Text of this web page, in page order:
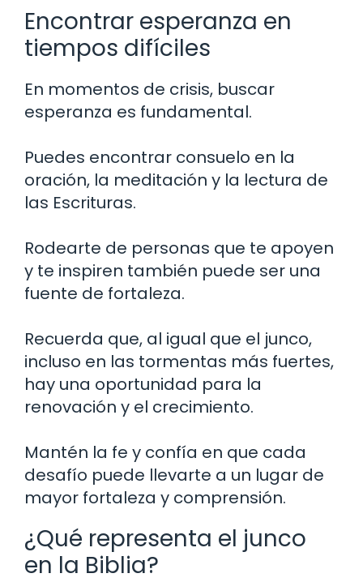
Encontrar esperanza en
tiempos difíciles
En momentos de crisis, buscar
esperanza es fundamental.
Puedes encontrar consuelo en la
oración, la meditación y la lectura de
las Escrituras.
Rodearte de personas que te apoyen
y te inspiren también puede ser una
fuente de fortaleza.
Recuerda que, al igual que el junco,
incluso en las tormentas más fuertes,
hay una oportunidad para la
renovación y el crecimiento.
Mantén la fe y confía en que cada
desafío puede llevarte a un lugar de
mayor fortaleza y comprensión.
¿Qué representa el junco
en la Biblia?